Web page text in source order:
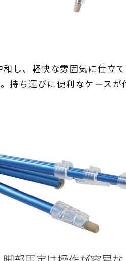
し、軽快な雰囲気に仕立て
持ち運びに便利なケースが